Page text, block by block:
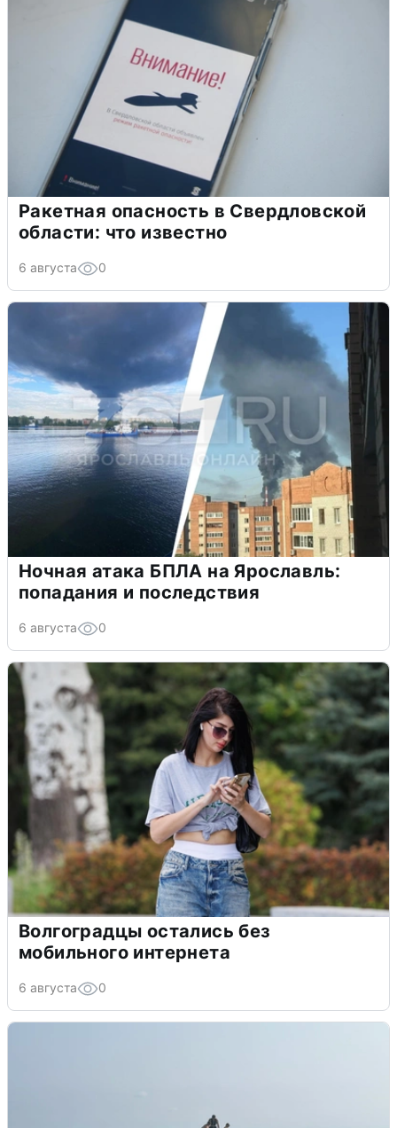
Ракетная опасность в Свердловской
области: что известно
6 августа 0
Ночная атака БПЛА на Ярославль:
попадания и последствия
6 августа 0
Волгоградцы остались без
мобильного интернета
6 августа 0